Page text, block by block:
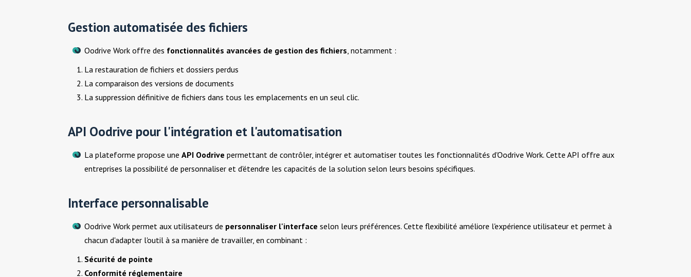
Gestion automatisée des fichiers
Oodrive Work offre des fonctionnalités avancées de gestion des fichiers, notamment :
La restauration de fichiers et dossiers perdus
La comparaison des versions de documents
La suppression définitive de fichiers dans tous les emplacements en un seul clic.
API Oodrive pour l'intégration et l'automatisation
La plateforme propose une API Oodrive permettant de contrôler, intégrer et automatiser toutes les fonctionnalités d'Oodrive Work. Cette API offre aux
entreprises la possibilité de personnaliser et d'étendre les capacités de la solution selon leurs besoins spécifiques.
Interface personnalisable
Oodrive Work permet aux utilisateurs de personnaliser l'interface selon leurs préférences. Cette flexibilité améliore l'expérience utilisateur et permet à
chacun d'adapter l'outil à sa manière de travailler, en combinant :
Sécurité de pointe
Conformité réglementaire